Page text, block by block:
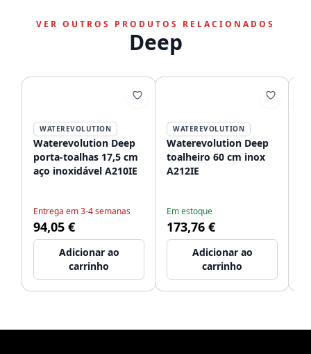
VER OUTROS PRODUTOS RELACIONADOS
Deep
WATEREVOLUTION
Waterevolution Deep
porta-toalhas 17,5 cm
aço inoxidável A210IE
Entrega em 3-4 semanas
94,05 €
Adicionar ao
carrinho
WATEREVOLUTION
Waterevolution Deep
toalheiro 60 cm inox
A212IE
Em estoque
173,76 €
Adicionar ao
carrinho